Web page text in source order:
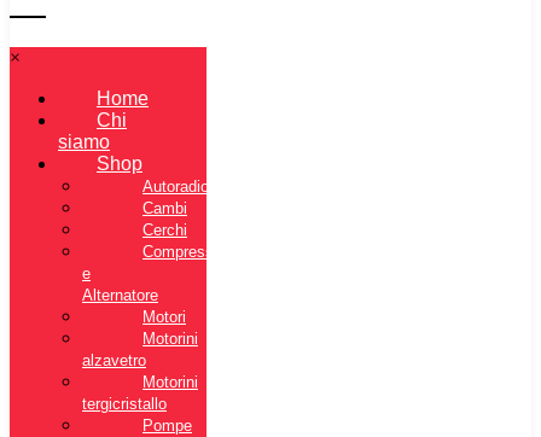
×
Home
Chi
siamo
Shop
Autoradio
Cambi
Cerchi
Compressore
e
Alternatore
Motori
Motorini
alzavetro
Motorini
tergicristallo
Pompe